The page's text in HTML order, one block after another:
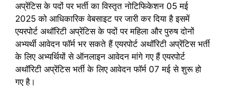
अप्रेंटिस के पदों पर भर्ती का विस्तृत नोटिफिकेशन 05 मई
2025 को आधिकारिक वेबसाइट पर जारी कर दिया है इसमें
एयरपोर्ट अथॉरिटी अप्रेंटिस के पदों पर महिला और पुरुष दोनों
अभ्यर्थी आवेदन फॉर्म भर सकते हैं एयरपोर्ट अथॉरिटी अप्रेंटिस भर्ती
के लिए अभ्यर्थियों से ऑनलाइन आवेदन मांगे गए हैं एयरपोर्ट
अथॉरिटी अप्रेंटिस भर्ती के लिए आवेदन फॉर्म 07 मई से शुरू हो
गए है।